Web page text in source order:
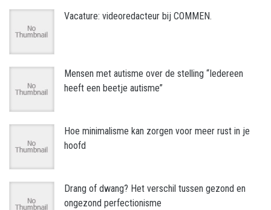
Vacature: videoredacteur bij COMMEN.
Mensen met autisme over de stelling “Iedereen
heeft een beetje autisme”
Hoe minimalisme kan zorgen voor meer rust in je
hoofd
Drang of dwang? Het verschil tussen gezond en
ongezond perfectionisme